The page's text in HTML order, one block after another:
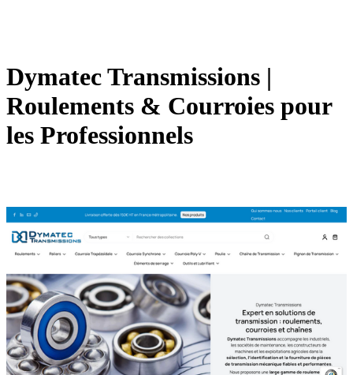
Dymatec Transmissions |
Roulements & Courroies pour
les Professionnels